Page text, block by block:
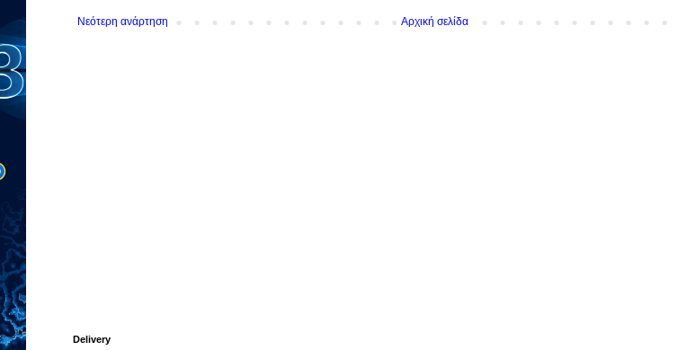
Νεότερη ανάρτηση Αρχική σελίδα
Delivery